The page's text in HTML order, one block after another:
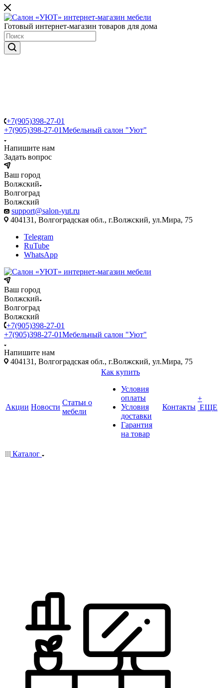
Готовый интернет-магазин товаров для дома
+7(905)398-27-01
+7(905)398-27-01Мебельный салон "Уют"
Напишите нам
Задать вопрос
Ваш город
Волжский
Волгоград
Волжский
support@salon-yut.ru
404131, Волгоградская обл., г.Волжский, ул.Мира, 75
Telegram
RuTube
WhatsApp
Ваш город
Волжский
Волгоград
Волжский
+7(905)398-27-01
+7(905)398-27-01Мебельный салон "Уют"
Напишите нам
404131, Волгоградская обл., г.Волжский, ул.Мира, 75
Акции Новости
Статьи о
мебели
Как купить
Условия
оплаты
Условия
доставки
Гарантия
на товар
Контакты
+
ЕЩЕ
Каталог